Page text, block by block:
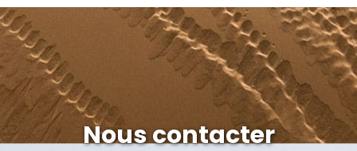
Nous contacter